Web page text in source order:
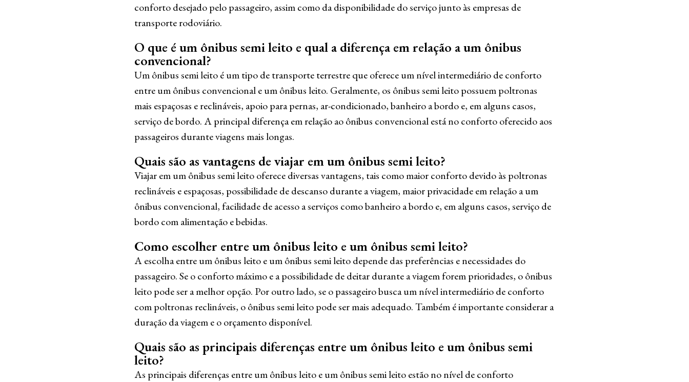
conforto desejado pelo passageiro, assim como da disponibilidade do serviço junto às empresas de
transporte rodoviário.
O que é um ônibus semi leito e qual a diferença em relação a um ônibus
convencional?
Um ônibus semi leito é um tipo de transporte terrestre que oferece um nível intermediário de conforto
entre um ônibus convencional e um ônibus leito. Geralmente, os ônibus semi leito possuem poltronas
mais espaçosas e reclináveis, apoio para pernas, ar-condicionado, banheiro a bordo e, em alguns casos,
serviço de bordo. A principal diferença em relação ao ônibus convencional está no conforto oferecido aos
passageiros durante viagens mais longas.
Quais são as vantagens de viajar em um ônibus semi leito?
Viajar em um ônibus semi leito oferece diversas vantagens, tais como maior conforto devido às poltronas
reclináveis e espaçosas, possibilidade de descanso durante a viagem, maior privacidade em relação a um
ônibus convencional, facilidade de acesso a serviços como banheiro a bordo e, em alguns casos, serviço de
bordo com alimentação e bebidas.
Como escolher entre um ônibus leito e um ônibus semi leito?
A escolha entre um ônibus leito e um ônibus semi leito depende das preferências e necessidades do
passageiro. Se o conforto máximo e a possibilidade de deitar durante a viagem forem prioridades, o ônibus
leito pode ser a melhor opção. Por outro lado, se o passageiro busca um nível intermediário de conforto
com poltronas reclináveis, o ônibus semi leito pode ser mais adequado. Também é importante considerar a
duração da viagem e o orçamento disponível.
Quais são as principais diferenças entre um ônibus leito e um ônibus semi
leito?
As principais diferenças entre um ônibus leito e um ônibus semi leito estão no nível de conforto